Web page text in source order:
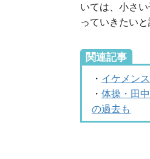
いては、小さ
っていきたいと
関連記事
・ イケメン
・ 体操・田
の過去も